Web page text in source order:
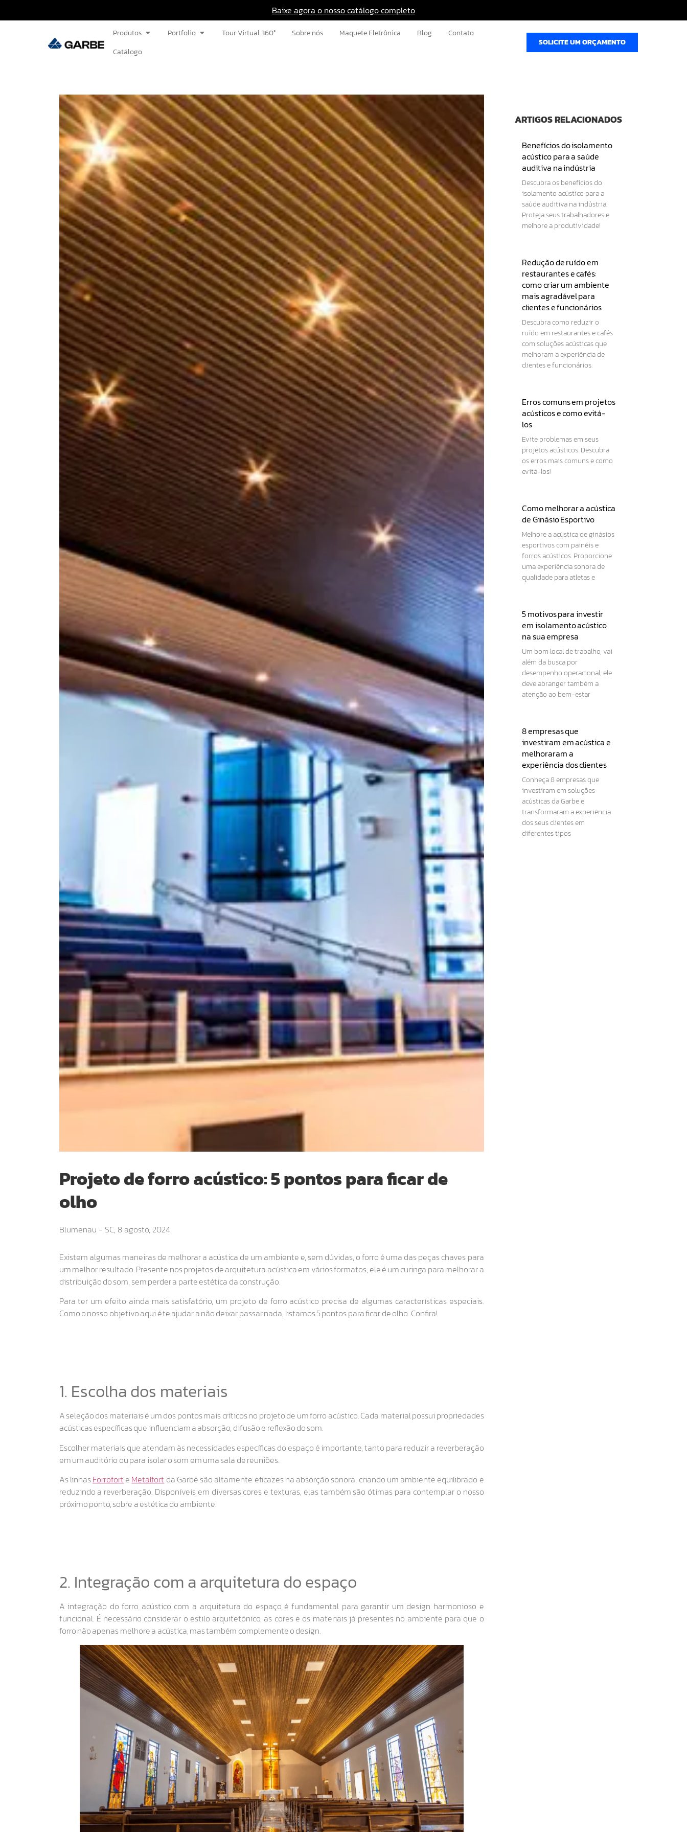
Baixe agora o nosso catálogo completo
Produtos Portfolio Tour Virtual 360° Sobre nós Maquete Eletrônica Blog
Contato
Catálogo
SOLICITE UM ORÇAMENTO
Projeto de forro acústico: 5 pontos para ficar de
olho
Blumenau - SC, 8 agosto, 2024.
Existem algumas maneiras de melhorar a acústica de um ambiente e, sem dúvidas, o forro é uma das peças chaves para
um melhor resultado. Presente nos projetos de arquitetura acústica em vários formatos, ele é um curinga para melhorar a
distribuição do som, sem perder a parte estética da construção.
Para ter um efeito ainda mais satisfatório, um projeto de forro acústico precisa de algumas características especiais.
Como o nosso objetivo aqui é te ajudar a não deixar passar nada, listamos 5 pontos para ficar de olho. Confira!
1. Escolha dos materiais
A seleção dos materiais é um dos pontos mais críticos no projeto de um forro acústico. Cada material possui propriedades
acústicas específicas que influenciam a absorção, difusão e reflexão do som.
Escolher materiais que atendam às necessidades específicas do espaço é importante, tanto para reduzir a reverberação
em um auditório ou para isolar o som em uma sala de reuniões.
As linhasForrofort e Metalfort da Garbe são altamente eficazes na absorção sonora, criando um ambiente equilibrado e
reduzindo a reverberação. Disponíveis em diversas cores e texturas, elas também são ótimas para contemplar o nosso
próximo ponto, sobre a estética do ambiente.
2. Integração com a arquitetura do espaço
A integração do forro acústico com a arquitetura do espaço é fundamental para garantir um design harmonioso e
funcional. É necessário considerar o estilo arquitetônico, as cores e os materiais já presentes no ambiente para que o
forro não apenas melhore a acústica, mas também complemente o design.
ARTIGOS RELACIONADOS
Benefícios do isolamento
acústico para a saúde
auditiva na indústria
Descubra os benefícios do
isolamento acústico para a
saúde auditiva na indústria.
Proteja seus trabalhadores e
melhore a produtividade!
Redução de ruído em
restaurantes e cafés:
como criar um ambiente
mais agradável para
clientes e funcionários
Descubra como reduzir o
ruído em restaurantes e cafés
com soluções acústicas que
melhoram a experiência de
clientes e funcionários.
Erros comuns em projetos
acústicos e como evitá-
los
Evite problemas em seus
projetos acústicos. Descubra
os erros mais comuns e como
evitá-los!
Como melhorar a acústica
de Ginásio Esportivo
Melhore a acústica de ginásios
esportivos com painéis e
forros acústicos. Proporcione
uma experiência sonora de
qualidade para atletas e
5 motivos para investir
em isolamento acústico
na sua empresa
Um bom local de trabalho, vai
além da busca por
desempenho operacional, ele
deve abranger também a
atenção ao bem-estar
8 empresas que
investiram em acústica e
melhoraram a
experiência dos clientes
Conheça 8 empresas que
investiram em soluções
acústicas da Garbe e
transformaram a experiência
dos seus clientes em
diferentes tipos